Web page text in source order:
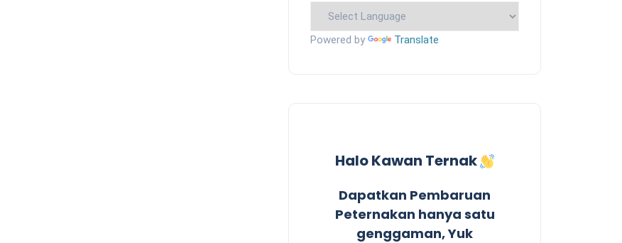
Powered by Translate
Halo Kawan Ternak
Dapatkan Pembaruan
Peternakan hanya satu
genggaman, Yuk